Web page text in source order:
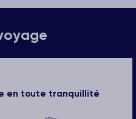
en toute tranquillité